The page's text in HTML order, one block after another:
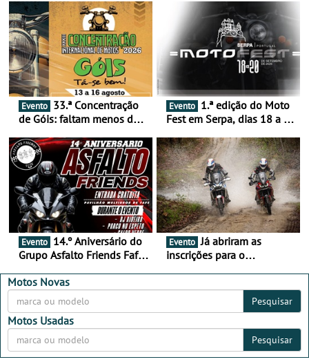
Evento
de Góis: faltam menos de
16 de agosto
Evento
Fest em Serpa, dias 18 a 20
duas rodas invade o Baixo
Alentejo
Evento
Grupo Asfalto Friends Fafe,
2026
Evento Já abriram as
inscrições para o
Motos Novas
Pesquisar
Motos Usadas
Pesquisar